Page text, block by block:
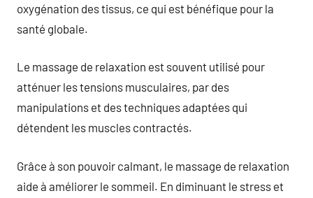
oxygénation des tissus, ce qui est bénéfique pour la
santé globale.
Le massage de relaxation est souvent utilisé pour
atténuer les tensions musculaires, par des
manipulations et des techniques adaptées qui
détendent les muscles contractés.
Grâce à son pouvoir calmant, le massage de relaxation
aide à améliorer le sommeil. En diminuant le stress et